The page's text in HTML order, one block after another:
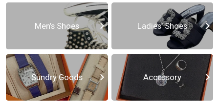
Men’s Shoes Ladies’ Shoes
Sundry Goods Accessory